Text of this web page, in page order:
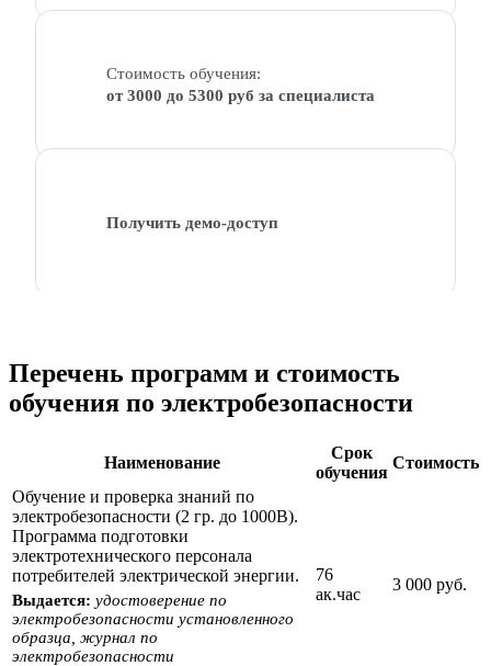
Стоимость обучения:
от 3000 до 5300 руб за специалиста
Получить демо-доступ
Перечень программ и стоимость
обучения по электробезопасности
Наименование
Срок
обучения
Стоимость
Обучение и проверка знаний по
электробезопасности (2 гр. до 1000В).
Программа подготовки
электротехнического персонала
потребителей электрической энергии.
Выдается: удостоверение по
электробезопасности установленного
образца, журнал по
электробезопасности
76
ак.час
3 000 руб.